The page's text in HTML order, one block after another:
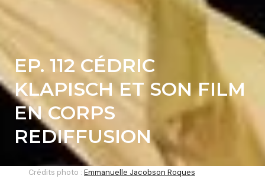
EP. 112 CÉDRIC
KLAPISCH ET SON FILM
EN CORPS
REDIFFUSION
Crédits photo : Emmanuelle Jacobson Roques